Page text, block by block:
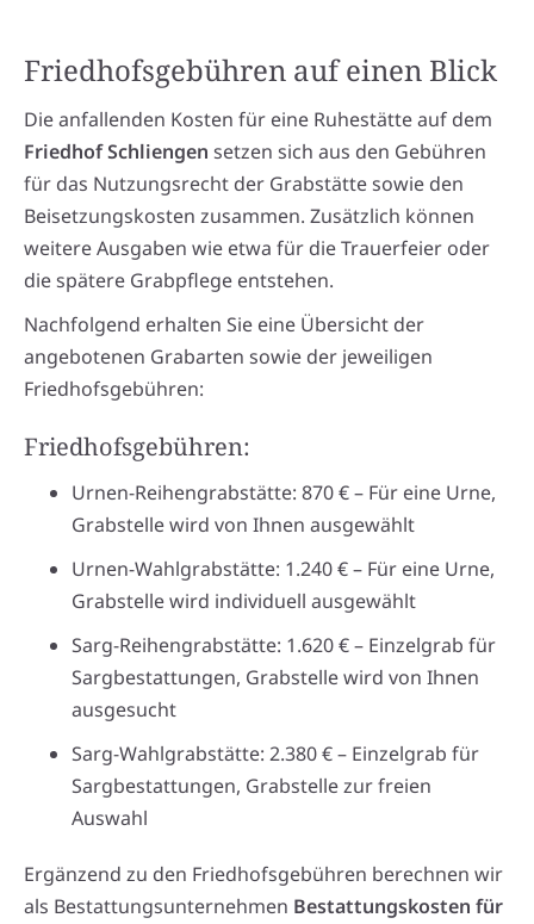
Friedhofsgebühren auf einen Blick
Die anfallenden Kosten für eine Ruhestätte auf dem
Friedhof Schliengen setzen sich aus den Gebühren
für das Nutzungsrecht der Grabstätte sowie den
Beisetzungskosten zusammen. Zusätzlich können
weitere Ausgaben wie etwa für die Trauerfeier oder
die spätere Grabpflege entstehen.
Nachfolgend erhalten Sie eine Übersicht der
angebotenen Grabarten sowie der jeweiligen
Friedhofsgebühren:
Friedhofsgebühren:
Urnen-Reihengrabstätte: 870 € – Für eine Urne,
Grabstelle wird von Ihnen ausgewählt
Urnen-Wahlgrabstätte: 1.240 € – Für eine Urne,
Grabstelle wird individuell ausgewählt
Sarg-Reihengrabstätte: 1.620 € – Einzelgrab für
Sargbestattungen, Grabstelle wird von Ihnen
ausgesucht
Sarg-Wahlgrabstätte: 2.380 € – Einzelgrab für
Sargbestattungen, Grabstelle zur freien
Auswahl
Ergänzend zu den Friedhofsgebühren berechnen wir
als Bestattungsunternehmen Bestattungskosten für